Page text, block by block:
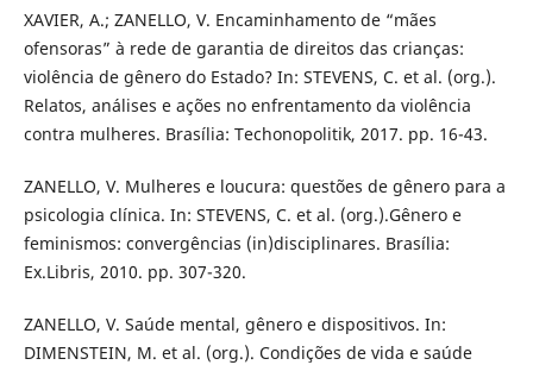
XAVIER, A.; ZANELLO, V. Encaminhamento de “mães
ofensoras” à rede de garantia de direitos das crianças:
violência de gênero do Estado? In: STEVENS, C. et al. (org.).
Relatos, análises e ações no enfrentamento da violência
contra mulheres. Brasília: Techonopolitik, 2017. pp. 16-43.
ZANELLO, V. Mulheres e loucura: questões de gênero para a
psicologia clínica. In: STEVENS, C. et al. (org.).Gênero e
feminismos: convergências (in)disciplinares. Brasília:
Ex.Libris, 2010. pp. 307-320.
ZANELLO, V. Saúde mental, gênero e dispositivos. In:
DIMENSTEIN, M. et al. (org.). Condições de vida e saúde